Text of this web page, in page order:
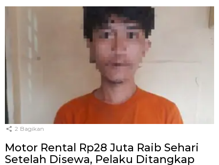
2 Bagikan
Motor Rental Rp28 Juta Raib Sehari
Setelah Disewa, Pelaku Ditangkap